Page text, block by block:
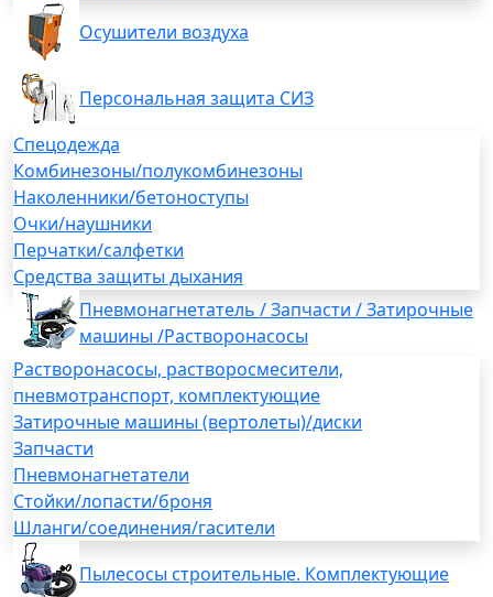
Осушители воздуха
Персональная защита СИЗ
Спецодежда
Комбинезоны/полукомбинезоны
Наколенники/бетоноступы
Очки/наушники
Перчатки/салфетки
Средства защиты дыхания
Пневмонагнетатель / Запчасти / Затирочные
машины /Растворонасосы
Растворонасосы, растворосмесители,
пневмотранспорт, комплектующие
Затирочные машины (вертолеты)/диски
Запчасти
Пневмонагнетатели
Стойки/лопасти/броня
Шланги/соединения/гасители
Пылесосы строительные. Комплектующие